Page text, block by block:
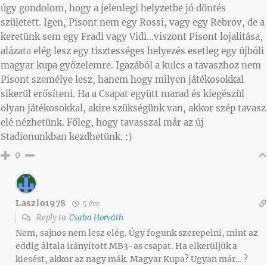
úgy gondolom, hogy a jelenlegi helyzetbe jó döntés
született. Igen, Pisont nem egy Rossi, vagy egy Rebrov, de a
keretünk sem egy Fradi vagy Vidi…viszont Pisont lojalitása,
alázata elég lesz egy tisztességes helyezés esetleg egy újbóli
magyar kupa győzelemre. Igazából a kulcs a tavaszhoz nem
Pisont személye lesz, hanem hogy milyen játékosokkal
sikerül erősíteni. Ha a Csapat együtt marad és kiegészül
olyan játékosokkal, akire szükségünk van, akkor szép tavasz
elé nézhetünk. Főleg, hogy tavasszal már az új
Stadionunkban kezdhetünk. :)
0
Laszlo1978 5 éve
Reply to Csaba Horváth
Nem, sajnos nem lesz elég. Úgy fogunk szerepelni, mint az
eddig általa irányított MB3-as csapat. Ha elkerüljük a
kiesést, akkor az nagy mák. Magyar Kupa? Ugyan már… ?